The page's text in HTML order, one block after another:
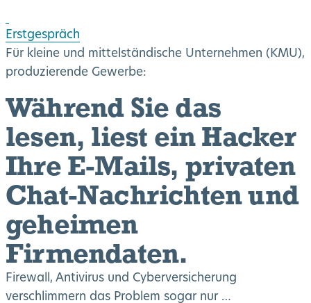
Erstgespräch
Für kleine und mittelständische Unternehmen (KMU),
produzierende Gewerbe:
Während Sie das
lesen, liest ein Hacker
Ihre E-Mails, privaten
Chat-Nachrichten und
geheimen
Firmendaten.
Firewall, Antivirus und Cyberversicherung
verschlimmern das Problem sogar nur …